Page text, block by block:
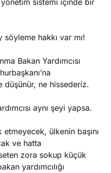
sistemi içinde bir
hakkı var mı!
Bakan Yardımcısı
düşünür, ne hissederiz.
aynı şeyi yapsa.
etmeyecek, ülkenin başını
ve hatta
zora sokup küçük
yardımcılığı